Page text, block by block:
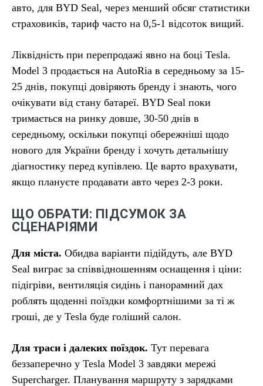
авто, для BYD Seal, через менший обсяг статистики
страховиків, тариф часто на 0,5-1 відсоток вищий.
Ліквідність при перепродажі явно на боці Tesla.
Model 3 продається на AutoRia в середньому за 15-
25 днів, покупці довіряють бренду і знають, чого
очікувати від стану батареї. BYD Seal поки
тримається на ринку довше, 30-50 днів в
середньому, оскільки покупці обережніші щодо
нового для України бренду і хочуть детальнішу
діагностику перед купівлею. Це варто врахувати,
якщо плануєте продавати авто через 2-3 роки.
ЩО ОБРАТИ: ПІДСУМОК ЗА
СЦЕНАРІЯМИ
Для міста. Обидва варіанти підійдуть, але BYD
Seal виграє за співвідношенням оснащення і ціни:
підігріви, вентиляція сидінь і панорамний дах
роблять щоденні поїздки комфортнішими за ті ж
гроші, де у Tesla буде голіший салон.
Для траси і далеких поїздок. Тут перевага
беззаперечно у Tesla Model 3 завдяки мережі
Supercharger. Планування маршруту з зарядками